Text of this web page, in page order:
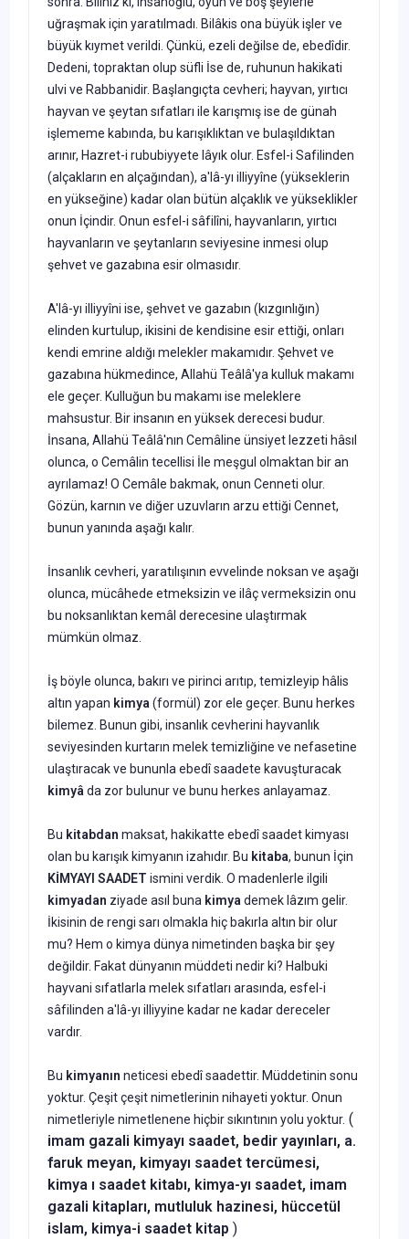
uğraşmak için yaratılmadı. Bilâkis ona büyük işler ve
büyük kıymet verildi. Çünkü, ezeli değilse de, ebedîdir.
Dedeni, topraktan olup süfli İse de, ruhunun hakikati
ulvi ve Rabbani­dir. Başlangıçta cevheri; hayvan, yırtıcı
hayvan ve şeytan sıfatları ile karışmış ise de günah
işlememe kabında, bu karışıklıktan ve bulaşıldık­tan
arınır, Hazret-i rububiyyete lâyık olur. Esfel-i Safilinden
(alçakların en alçağından), a'lâ-yı illiyyîne (yükseklerin
en yükseğine) kadar olan bütün alçaklık ve yükseklikler
onun İçindir. Onun esfel-i sâfilîni, hay­vanların, yırtıcı
hayvanların ve şeytanların seviyesine inmesi olup
şehvet ve gazabına esir olmasıdır.
A'lâ-yı illiyyîni ise, şehvet ve gazabın (kızgınlığın)
elinden kurtulup, ikisini de kendisine esir ettiği, onları
kendi emrine aldığı melekler makamıdır. Şehvet ve
gazabına hükmedince, Allahü Teâlâ'ya kulluk makamı
ele geçer. Kulluğun bu makamı ise meleklere
mahsustur. Bir insanın en yüksek derecesi budur.
İnsana, Allahü Teâlâ'nın Cemâline ünsiyet lezzeti hâsıl
olunca, o Cemâlin tecel­lisi İle meşgul olmaktan bir an
ayrılamaz! O Cemâle bakmak, onun Cen­neti olur.
Gözün, karnın ve diğer uzuvların arzu ettiği Cennet,
bunun yanında aşağı kalır.
İnsanlık cevheri, yaratılışının evvelinde noksan ve aşağı
olunca, mücâhede etmeksizin ve ilâç vermeksizin onu
bu noksanlıktan kemâl derecesine ulaştırmak
mümkün olmaz.
İş böyle olunca, bakırı ve pirinci arıtıp, temizleyip hâlis
altın ya­pan kimya (formül) zor ele geçer. Bunu herkes
bilemez. Bunun gibi, insanlık cevherini hayvanlık
seviyesinden kurtarın melek temizliğine ve nefasetine
ulaştıracak ve bununla ebedî saadete kavuşturacak
kimyâ da zor bulunur ve bunu herkes anlayamaz.
Bu kitabdan maksat, ha­kikatte ebedî saadet kimyası
olan bu karışık kimyanın izahıdır. Bu ki­taba, bunun İçin
KİMYAYI SAADET ismini verdik. O madenlerle ilgili
kimyadan ziyade asıl buna kimya demek lâzım gelir.
İkisinin de rengi sarı olmakla hiç bakırla altın bir olur
mu? Hem o kimya dünya ni­metinden başka bir şey
değildir. Fakat dünyanın müddeti nedir ki? Hal­buki
hayvani sıfatlarla melek sıfatları arasında, esfel-i
sâfilinden a'lâ-yı illiyyine kadar ne kadar dereceler
vardır.
Bu kimyanın neticesi ebedî saadettir. Müddetinin sonu
yoktur. Çe­şit çeşit nimetlerinin nihayeti yoktur. Onun
nimetleriyle nimetlenene hiçbir sıkıntının yolu yoktur. (
imam gazali kimyayı saadet, bedir yayınları, a.
faruk meyan, kimyayı saadet tercümesi,
kimya ı saadet kitabı, kimya-yı saadet, imam
gazali kitapları, mutluluk hazinesi, hüccetül
islam, kimya-i saadet kitap )